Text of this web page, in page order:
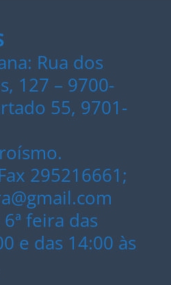
Rua dos
127 – 9700-
55, 9701-
295216661;
feira das
e das 14:00 às